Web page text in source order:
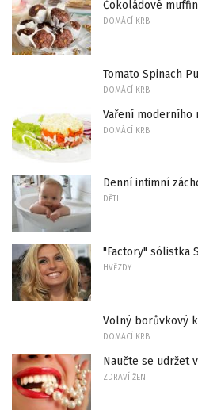
Čokoládové
DOMÁCÍ KRB
Tomato Spinach
DOMÁCÍ KRB
Vaření moderního
DOMÁCÍ KRB
Denní intimní
DĚTI
"Factory" sólistka
HVĚZDY
Volný borůvkový
DOMÁCÍ KRB
Naučte se udržet
ZDRAVÍ ŽEN